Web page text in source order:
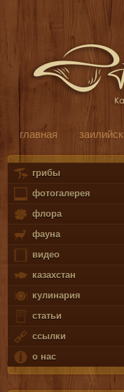
главная
грибы
фотогалерея
флора
фауна
видео
казахстан
кулинария
статьи
ссылки
о нас